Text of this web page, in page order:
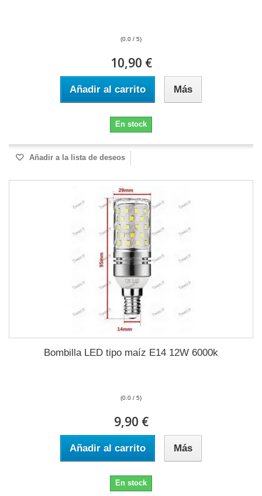
(0.0 / 5)
10,90 €
Añadir al carrito Más
En stock
Añadir a la lista de deseos
Bombilla LED tipo maíz E14 12W 6000k
(0.0 / 5)
9,90 €
Añadir al carrito Más
En stock